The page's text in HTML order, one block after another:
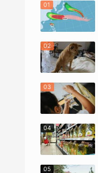
01
02
03
04
05